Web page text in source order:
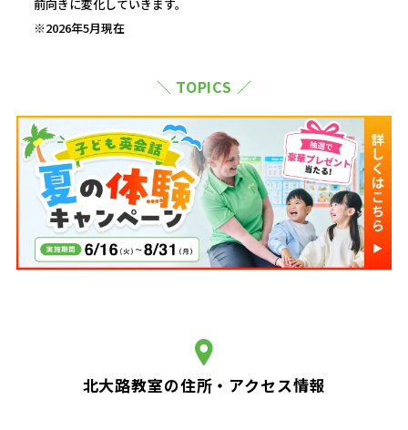
前向きに変化していきます。
※2026年5月現在
＼ TOPICS ／
北大路教室の住所・アクセス情報